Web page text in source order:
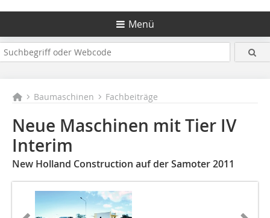
Menü
Baumaschinen Fachbeiträge
Neue Maschinen mit Tier IV
Interim
New Holland Construction auf der Samoter 2011